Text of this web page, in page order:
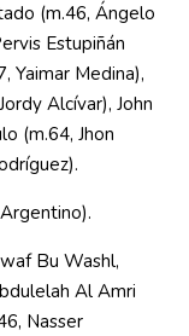
(m.46, Ángelo
Estupiñán
Yaimar Medina),
Alcívar), John
(m.64, Jhon
Bu Washl,
Al Amri
Nasser